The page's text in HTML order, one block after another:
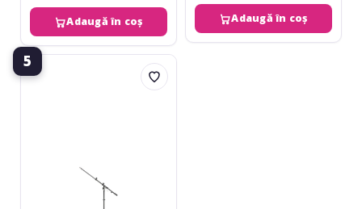
Adaugă în coș Adaugă în coș
5
Adam
Hall